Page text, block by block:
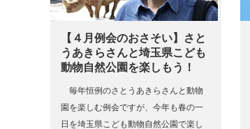
【４月例会のおさそい】さと
うあきらさんと埼玉県こども
動物自然公園を楽しもう！
毎年恒例のさとうあきらさんと動物
園を楽しむ例会ですが、今年も春の一
日を埼玉県こども動物自然公園で楽し